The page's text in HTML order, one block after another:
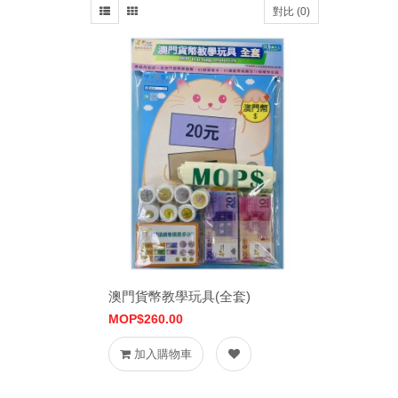
對比 (0)
澳門貨幣教學玩具(全套)
MOP$260.00
加入購物車